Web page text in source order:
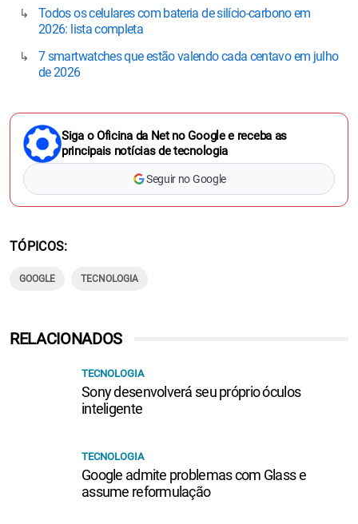
Todos os celulares com bateria de silício-carbono em
2026: lista completa
7 smartwatches que estão valendo cada centavo em julho
de 2026
Siga o Oficina da Net no Google e receba as
principais notícias de tecnologia
Seguir no Google
TÓPICOS
GOOGLE TECNOLOGIA
RELACIONADOS
TECNOLOGIA
Sony desenvolverá seu próprio óculos
inteligente
TECNOLOGIA
Google admite problemas com Glass e
assume reformulação